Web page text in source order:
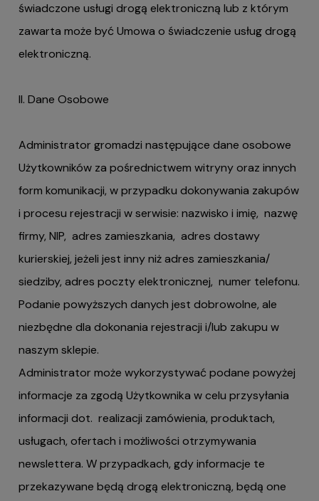
świadczone usługi drogą elektroniczną lub z którym
zawarta może być Umowa o świadczenie usług drogą
elektroniczną.
II. Dane Osobowe
Administrator gromadzi następujące dane osobowe
Użytkowników za pośrednictwem witryny oraz innych
form komunikacji, w przypadku dokonywania zakupów
i procesu rejestracji w serwisie: nazwisko i imię, nazwę
firmy, NIP, adres zamieszkania, adres dostawy
kurierskiej, jeżeli jest inny niż adres zamieszkania/
siedziby, adres poczty elektronicznej, numer telefonu.
Podanie powyższych danych jest dobrowolne, ale
niezbędne dla dokonania rejestracji i/lub zakupu w
naszym sklepie.
Administrator może wykorzystywać podane powyżej
informacje za zgodą Użytkownika w celu przysyłania
informacji dot. realizacji zamówienia, produktach,
usługach, ofertach i możliwości otrzymywania
newslettera. W przypadkach, gdy informacje te
przekazywane będą drogą elektroniczną, będą one